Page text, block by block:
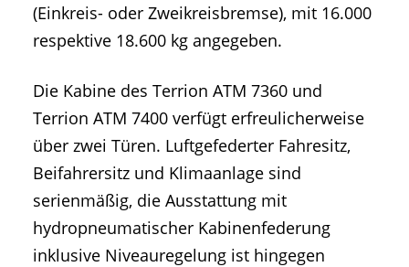
(Einkreis- oder Zweikreisbremse), mit 16.000
respektive 18.600 kg angegeben.
Die Kabine des Terrion ATM 7360 und
Terrion ATM 7400 verfügt erfreulicherweise
über zwei Türen. Luftgefederter Fahresitz,
Beifahrersitz und Klimaanlage sind
serienmäßig, die Ausstattung mit
hydropneumatischer Kabinenfederung
inklusive Niveauregelung ist hingegen